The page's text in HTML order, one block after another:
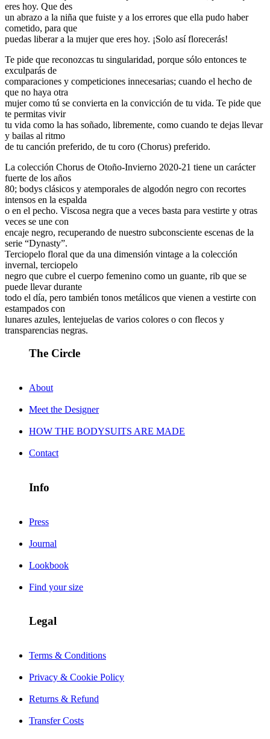
eres hoy. Que des
un abrazo a la niña que fuiste y a los errores que ella pudo haber
cometido, para que
puedas liberar a la mujer que eres hoy. ¡Solo así florecerás!
Te pide que reconozcas tu singularidad, porque sólo entonces te
exculparás de
comparaciones y competiciones innecesarias; cuando el hecho de
que no haya otra
mujer como tú se convierta en la convicción de tu vida. Te pide que
te permitas vivir
tu vida como la has soñado, libremente, como cuando te dejas llevar
y bailas al ritmo
de tu canción preferido, de tu coro (Chorus) preferido.
La colección Chorus de Otoño-Invierno 2020-21 tiene un carácter
fuerte de los años
80; bodys clásicos y atemporales de algodón negro con recortes
intensos en la espalda
o en el pecho. Viscosa negra que a veces basta para vestirte y otras
veces se une con
encaje negro, recuperando de nuestro subconsciente escenas de la
serie “Dynasty”.
Terciopelo floral que da una dimensión vintage a la colección
invernal, terciopelo
negro que cubre el cuerpo femenino como un guante, rib que se
puede llevar durante
todo el día, pero también tonos metálicos que vienen a vestirte con
estampados con
lunares azules, lentejuelas de varios colores o con flecos y
transparencias negras.
The Circle
About
Meet the Designer
HOW THE BODYSUITS ARE MADE
Contact
Info
Press
Journal
Lookbook
Find your size
Legal
Terms & Conditions
Privacy & Cookie Policy
Returns & Refund
Transfer Costs